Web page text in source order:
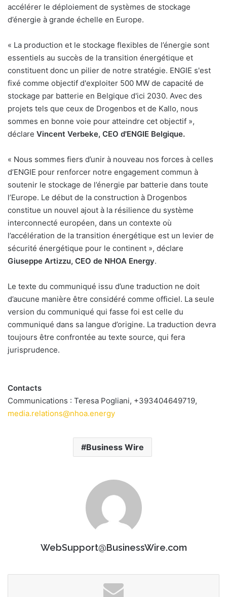
accélérer le déploiement de systèmes de stockage
d’énergie à grande échelle en Europe.
« La production et le stockage flexibles de l’énergie sont
essentiels au succès de la transition énergétique et
constituent donc un pilier de notre stratégie. ENGIE s'est
fixé comme objectif d'exploiter 500 MW de capacité de
stockage par batterie en Belgique d'ici 2030. Avec des
projets tels que ceux de Drogenbos et de Kallo, nous
sommes en bonne voie pour atteindre cet objectif »,
déclare Vincent Verbeke, CEO d'ENGIE Belgique.
« Nous sommes fiers d’unir à nouveau nos forces à celles
d’ENGIE pour renforcer notre engagement commun à
soutenir le stockage de l’énergie par batterie dans toute
l’Europe. Le début de la construction à Drogenbos
constitue un nouvel ajout à la résilience du système
interconnecté européen, dans un contexte où
l’accélération de la transition énergétique est un levier de
sécurité énergétique pour le continent », déclare
Giuseppe Artizzu, CEO de NHOA Energy.
Le texte du communiqué issu d’une traduction ne doit
d’aucune manière être considéré comme officiel. La seule
version du communiqué qui fasse foi est celle du
communiqué dans sa langue d’origine. La traduction devra
toujours être confrontée au texte source, qui fera
jurisprudence.
Contacts
Communications : Teresa Pogliani, +393404649719,
media.relations@nhoa.energy
Business Wire
WebSupport@BusinessWire.com